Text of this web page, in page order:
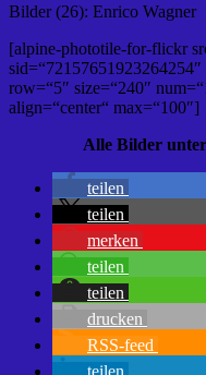
Bilder (26): Enrico Wagner
[alpine-phototile-for-flickr
row=“5″ size=“240″
align=“center“ max=“100″]
Alle Bilder unter
teilen
teilen
merken
teilen
teilen
drucken
RSS-feed